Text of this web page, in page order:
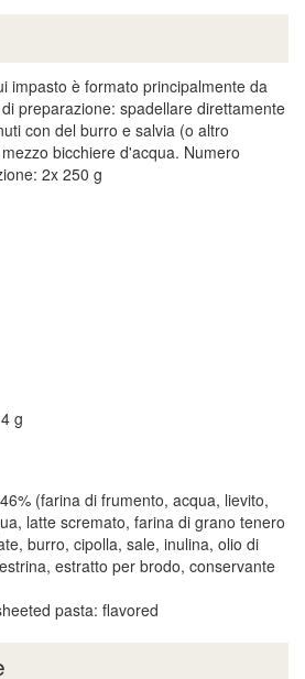
impasto è formato principalmente da
preparazione: spadellare direttamente
con del burro e salvia (o altro
bicchiere d'acqua. Numero
2x 250 g
g
(farina di frumento, acqua, lievito,
latte scremato, farina di grano tenero
burro, cipolla, sale, inulina, olio di
estratto per brodo, conservante
pasta: flavored